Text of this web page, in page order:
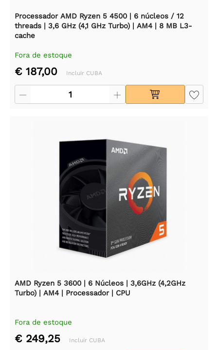
Processador AMD Ryzen 5 4500 | 6 núcleos / 12
threads | 3,6 GHz (4,1 GHz Turbo) | AM4 | 8 MB L3-
cache
Fora de estoque
€ 187,00 Incluir CUBA
AMD Ryzen 5 3600 | 6 Núcleos | 3,6GHz (4,2GHz
Turbo) | AM4 | Processador | CPU
Fora de estoque
€ 249,25 Incluir CUBA